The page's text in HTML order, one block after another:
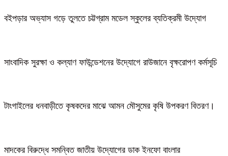
বইপড়ার অভ্যাস গড়ে তুলতে চট্টগ্রাম মডেল স্কুলের ব্যতিক্রমী উদ্যোগ
সাংবাদিক সুরক্ষা ও কল্যাণ ফাউন্ডেশনের উদ্যোগে রাউজানে বৃক্ষরোপণ কর্মসূচি
টাংগাইলের ধনবাড়ীতে কৃষকদের মাঝে আমন মৌসুমের কৃষি উপকরণ বিতরণ।
মাদকের বিরুদ্ধে সমন্বিত জাতীয় উদ্যোগের ডাক ইনফো বাংলার